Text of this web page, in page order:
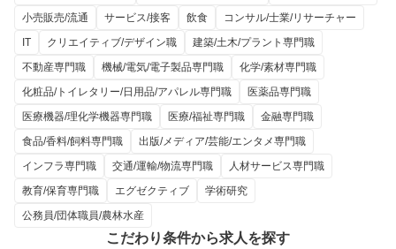
小売販売/流通
サービス/接客 飲食
コンサル/士業/リサーチャー
IT
クリエイティブ/デザイン職
建築/土木/プラント専門職
不動産専門職
機械/電気/電子製品専門職
化学/素材専門職
化粧品/トイレタリー/日用品/アパレル専門職
医薬品専門職
医療機器/理化学機器専門職
医療/福祉専門職
金融専門職
食品/香料/飼料専門職
出版/メディア/芸能/エンタメ専門職
インフラ専門職
交通/運輸/物流専門職
人材サービス専門職
教育/保育専門職
エグゼクティブ
学術研究
公務員/団体職員/農林水産
こだわり条件から求人を探す